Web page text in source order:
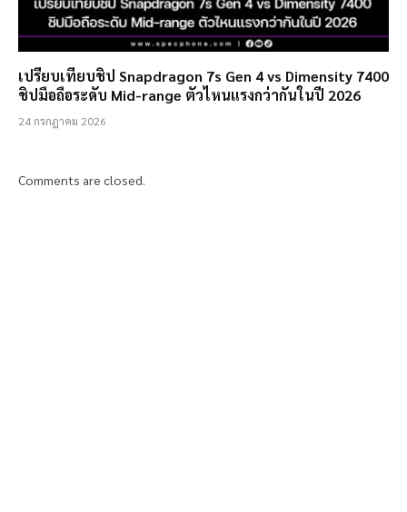
เปรียบเทียบชิป Snapdragon 7s Gen 4 vs Dimensity 7400
ชิปมือถือระดับ Mid-range ตัวไหนแรงกว่ากันในปี 2026
24 กรกฎาคม 2026
Comments are closed.